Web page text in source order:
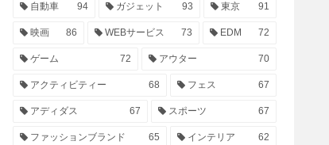
自動車 94 ガジェット 93 東京 91
映画 86 WEBサービス 73 EDM 72
ゲーム 72 アウター 70
アクティビティー 68 フェス 67
アディダス 67 スポーツ 67
ファッションブランド 65 インテリア 62